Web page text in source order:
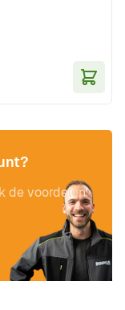
de voordelen